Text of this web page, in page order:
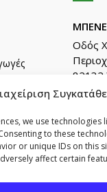
we use
to these
or unique IDs on this
affect certain
Οδός
82132
Τηλ: